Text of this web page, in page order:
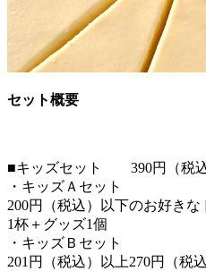
セット概要
■キッズセット 390円（税込
・キッズＡセット
200円（税込）以下のお好き
1杯＋グッズ1個
・キッズＢセット
201円（税込）以上270円（税